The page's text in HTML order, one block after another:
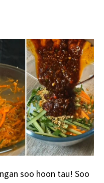
soo hoon tau! Soo